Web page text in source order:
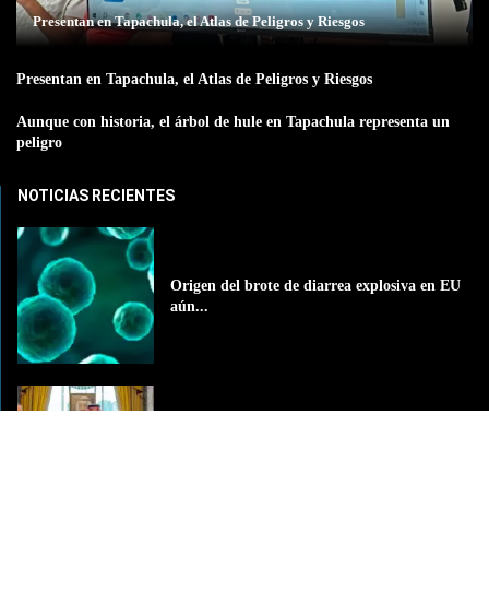
Presentan en Tapachula, el Atlas de Peligros y Riesgos
Presentan en Tapachula, el Atlas de Peligros y Riesgos
Aunque con historia, el árbol de hule en Tapachula representa un
peligro
NOTICIAS RECIENTES
Origen del brote de diarrea explosiva en EU
aún...